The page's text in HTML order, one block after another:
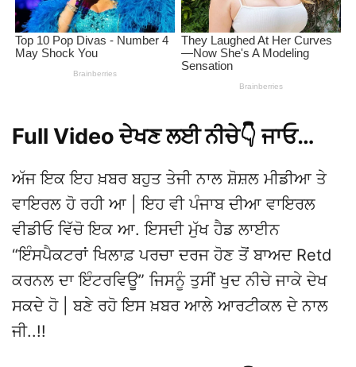
Full Video ਦੇਖਣ ਲਈ ਨੀਚੇ👇 ਜਾਓ…
ਅੱਜ ਇਕ ਇਹ ਖ਼ਬਰ ਬਹੁਤ ਤੇਜੀ ਨਾਲ ਸ਼ੋਸ਼ਲ ਮੀਡੀਆ ਤੇ
ਵਾਇਰਲ ਹੋ ਰਹੀ ਆ | ਇਹ ਵੀ ਪੰਜਾਬ ਦੀਆ ਵਾਇਰਲ
ਵੀਡੀਓ ਵਿੱਚੋ ਇਕ ਆ. ਇਸਦੀ ਮੁੱਖ ਹੈਡ ਲਾਈਨ
“ਇੰਸਪੈਕਟਰਾਂ ਖਿਲਾਫ਼ ਪਰਚਾ ਦਰਜ ਹੋਣ ਤੋਂ ਬਾਅਦ Retd
ਕਰਨਲ ਦਾ ਇੰਟਰਵਿਊ” ਜਿਸਨੂੰ ਤੁਸੀਂ ਖੁਦ ਨੀਚੇ ਜਾਕੇ ਦੇਖ
ਸਕਦੇ ਹੋ | ਬਣੇ ਰਹੋ ਇਸ ਖ਼ਬਰ ਆਲੇ ਆਰਟੀਕਲ ਦੇ ਨਾਲ
ਜੀ..!!